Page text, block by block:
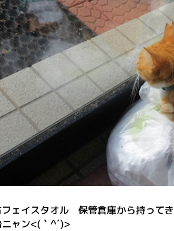
フェイスタオル 保管倉庫から持って
ャン<(｀^´)>